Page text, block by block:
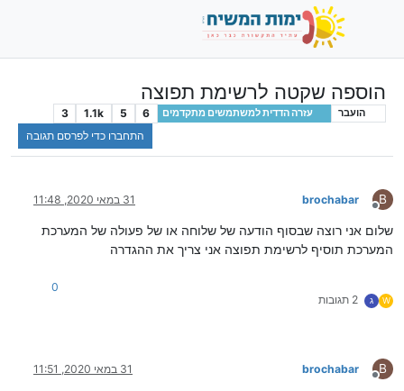
הוספה שקטה לרשימת תפוצה
הועבר עזרה הדדית למשתמשים מתקדמים 6
5
1.1k
3
התחברו כדי לפרסם תגובה
B
מנותק
brochabar 31 במאי 2020, 11:48
שלום אני רוצה שבסוף הודעה של שלוחה או של פעולה של המערכת
המערכת תוסיף לרשימת תפוצה אני צריך את ההגדרה
W ג 2 תגובות
0
B
מנותק
brochabar 31 במאי 2020, 11:51